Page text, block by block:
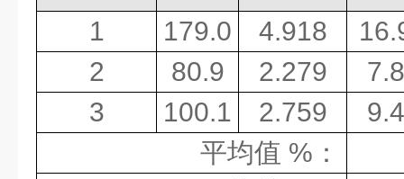
1 179.0 4.918
2
80.9 2.279
3
100.1 2.759
平均值 % ：